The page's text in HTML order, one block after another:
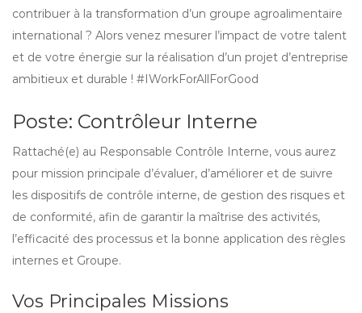
contribuer à la transformation d’un groupe agroalimentaire
international ? Alors venez mesurer l’impact de votre talent
et de votre énergie sur la réalisation d’un projet d’entreprise
ambitieux et durable ! #IWorkForAllForGood
Poste: Contrôleur Interne
Rattaché(e) au Responsable Contrôle Interne, vous aurez
pour mission principale d’évaluer, d’améliorer et de suivre
les dispositifs de contrôle interne, de gestion des risques et
de conformité, afin de garantir la maîtrise des activités,
l’efficacité des processus et la bonne application des règles
internes et Groupe.
Vos Principales Missions